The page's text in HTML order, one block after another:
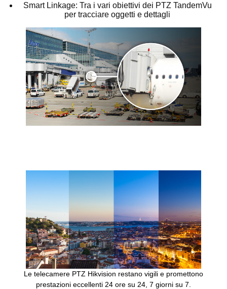
Smart Linkage: Tra i vari obiettivi dei PTZ TandemVu
per tracciare oggetti e dettagli
Le telecamere PTZ Hikvision restano vigili e promettono
prestazioni eccellenti 24 ore su 24, 7 giorni su 7.